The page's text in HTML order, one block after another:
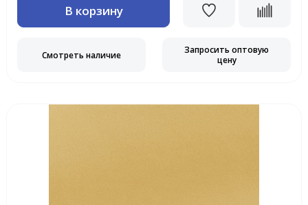
В корзину
Смотреть наличие
Запросить оптовую
цену